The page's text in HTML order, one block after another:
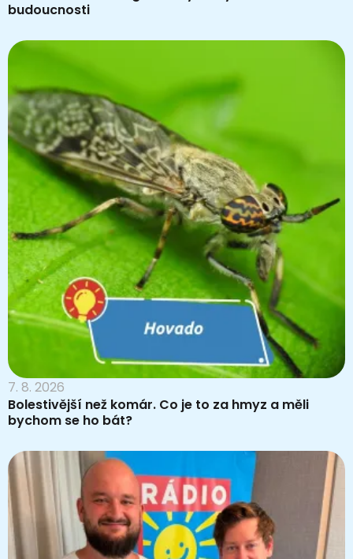
budoucnosti
7. 8. 2026
Bolestivější než komár. Co je to za hmyz a měli
bychom se ho bát?